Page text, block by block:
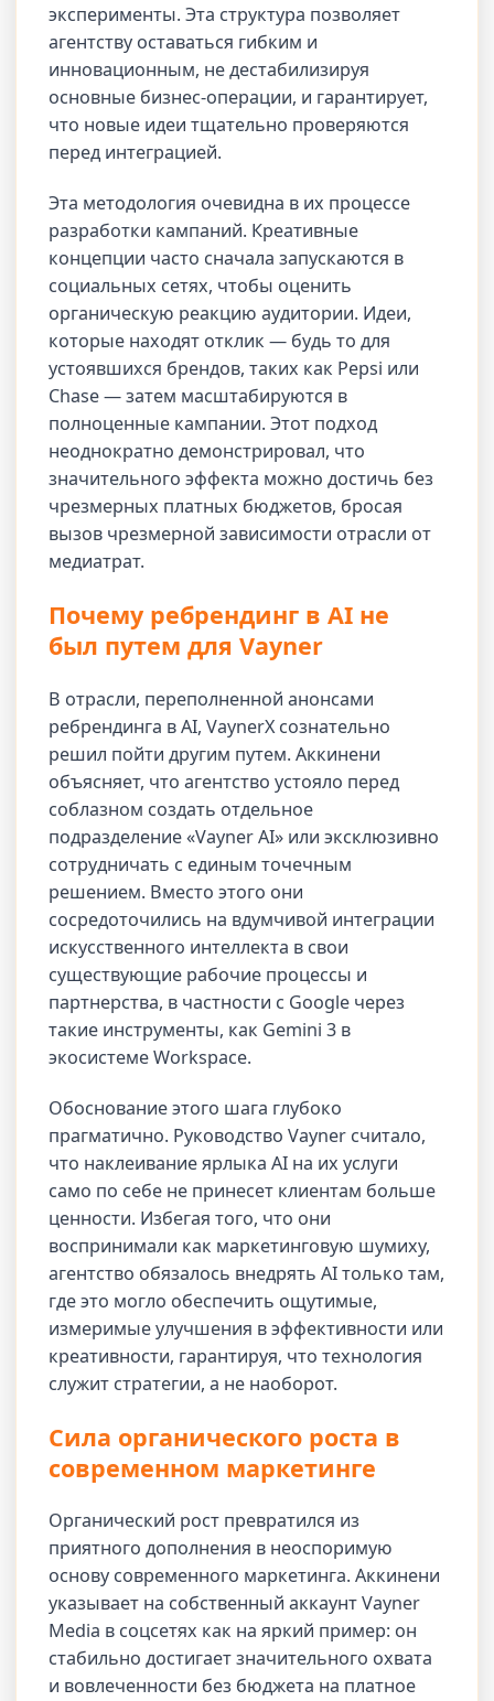
эксперименты. Эта структура позволяет
агентству оставаться гибким и
инновационным, не дестабилизируя
основные бизнес-операции, и гарантирует,
что новые идеи тщательно проверяются
перед интеграцией.
Эта методология очевидна в их процессе
разработки кампаний. Креативные
концепции часто сначала запускаются в
социальных сетях, чтобы оценить
органическую реакцию аудитории. Идеи,
которые находят отклик — будь то для
устоявшихся брендов, таких как Pepsi или
Chase — затем масштабируются в
полноценные кампании. Этот подход
неоднократно демонстрировал, что
значительного эффекта можно достичь без
чрезмерных платных бюджетов, бросая
вызов чрезмерной зависимости отрасли от
медиатрат.
Почему ребрендинг в AI не
был путем для Vayner
В отрасли, переполненной анонсами
ребрендинга в AI, VaynerX сознательно
решил пойти другим путем. Аккинени
объясняет, что агентство устояло перед
соблазном создать отдельное
подразделение «Vayner AI» или эксклюзивно
сотрудничать с единым точечным
решением. Вместо этого они
сосредоточились на вдумчивой интеграции
искусственного интеллекта в свои
существующие рабочие процессы и
партнерства, в частности с Google через
такие инструменты, как Gemini 3 в
экосистеме Workspace.
Обоснование этого шага глубоко
прагматично. Руководство Vayner считало,
что наклеивание ярлыка AI на их услуги
само по себе не принесет клиентам больше
ценности. Избегая того, что они
воспринимали как маркетинговую шумиху,
агентство обязалось внедрять AI только там,
где это могло обеспечить ощутимые,
измеримые улучшения в эффективности или
креативности, гарантируя, что технология
служит стратегии, а не наоборот.
Сила органического роста в
современном маркетинге
Органический рост превратился из
приятного дополнения в неоспоримую
основу современного маркетинга. Аккинени
указывает на собственный аккаунт Vayner
Media в соцсетях как на яркий пример: он
стабильно достигает значительного охвата
и вовлеченности без бюджета на платное